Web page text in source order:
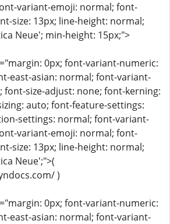
variant-emoji: normal; font-
size: 13px; line-height: normal;
Neue'; min-height: 15px;">
0px; font-variant-numeric:
east-asian: normal; font-variant-
size-adjust: none; font-kerning:
auto; font-feature-settings:
settings: normal; font-variant-
variant-emoji: normal; font-
size: 13px; line-height: normal;
Neue';">(
)
0px; font-variant-numeric:
east-asian: normal; font-variant-